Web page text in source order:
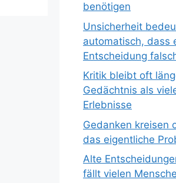
benötigen
Unsicherheit
automatisch, dass
Entscheidung
Kritik bleibt oft
Gedächtnis als
Erlebnisse
Gedanken kreisen
das eigentliche
Alte
fällt vielen